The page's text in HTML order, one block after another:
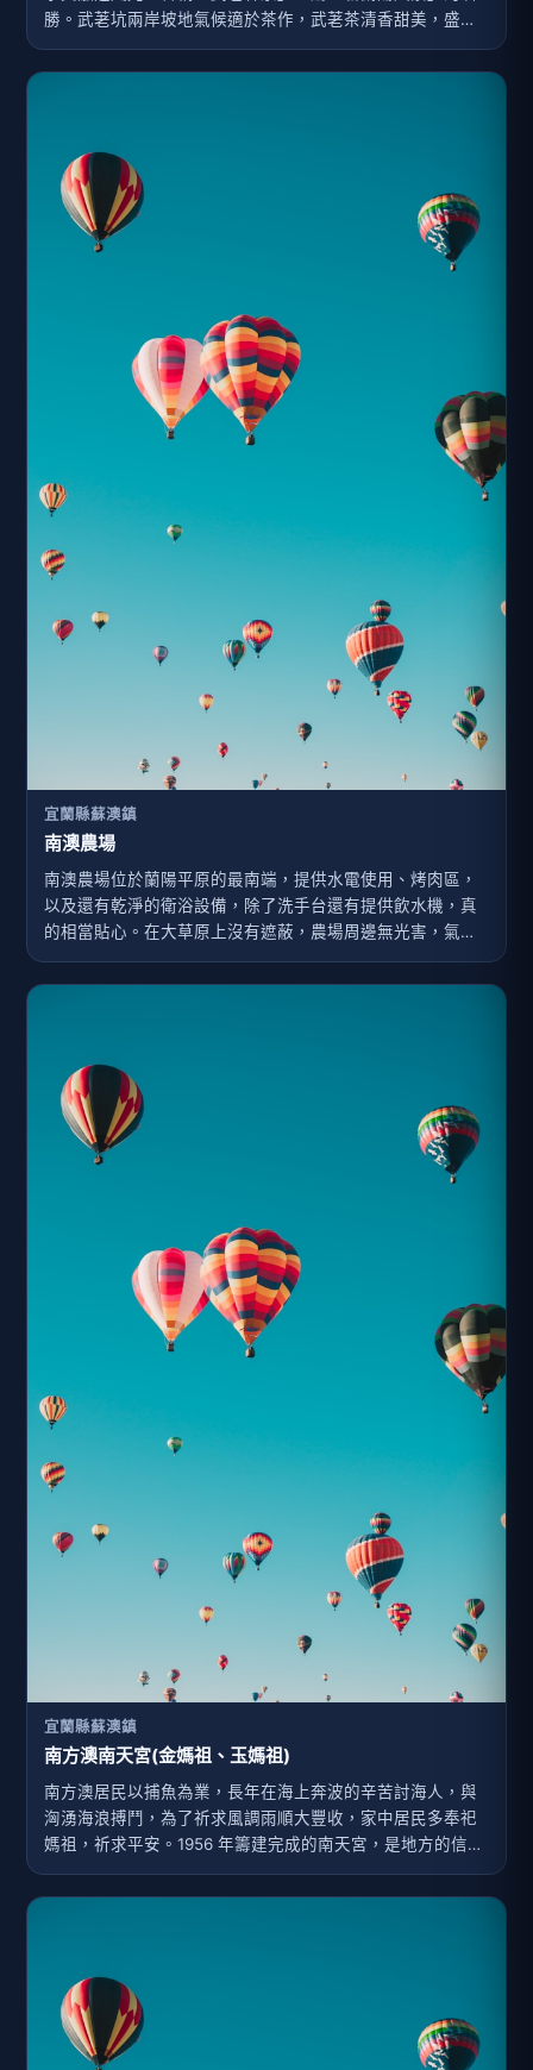
勝。武荖坑兩岸坡地氣候適於茶作，武荖茶清香甜美，盛名
遠播。區內林木蒼鬱，溪間可見苦花、溪哥、毛蟹等於潺潺
溪水中悠然自得。「武荖坑大石鼓，阿兼城水查某」說明著
400公頃，其中規畫露營地計70公頃，分成兩大露營區，可
容納1000人的露營活動，相關設施十分完善，如炊事亭、營
火場地、雨天集合場、男女衛浴設備等一應俱全，在加上獨
特的自然景觀，使園區內成為可以供露營野炊、戲水溯溪、
登山賞景、戶外教學、品茗等多元化休閒遊憩場所之秀。自
宜蘭縣蘇澳鎮
南澳農場
南澳農場位於蘭陽平原的最南端，提供水電使用、烤肉區，
以及還有乾淨的衛浴設備，除了洗手台還有提供飲水機，真
的相當貼心。在大草原上沒有遮蔽，農場周邊無光害，氣候
溫和視野良好，亦無空氣污染、夜間星空燦爛，仰望滿天星
斗近在咫尺，適合天文及星象觀測。 周邊山林、溪流、海岸
下，腹地寬廣還有舒適的設施提供使用，是遊客一來再來的
旅遊聖地。 南澳農場原屬財政部國有財產局委託土地銀行經
營，民國88年，改由宜蘭縣政府經營。目前由國有財產局與
宜蘭縣政府合作經營，現為配合休閒農業提倡及提供國民旅
遊，已規劃並開放作休閒農場。
宜蘭縣蘇澳鎮
南方澳南天宮(金媽祖、玉媽祖)
南方澳居民以捕魚為業，長年在海上奔波的辛苦討海人，與
洶湧海浪搏鬥，為了祈求風調雨順大豐收，家中居民多奉祀
媽祖，祈求平安。1956 年籌建完成的南天宮，是地方的信仰
中心，也是漁民的精神寄託。一樓安放著五尊渡海前來的湄
洲媽祖，二樓安座的是邀請花蓮雕石大師劉萬枝與葉雙寶共
宮的名號，吸引許多香客前來朝拜。來到南天宮不僅是拜
神、觀廟，更能感受在地人對媽祖的感念。